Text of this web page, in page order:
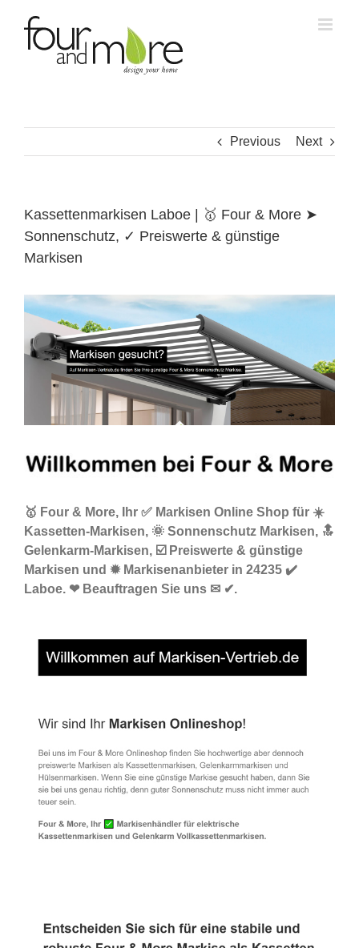
content
Previous Next
Kassettenmarkisen Laboe | 🥇 Four & More ➤
Sonnenschutz, ✓ Preiswerte & günstige
Markisen
🥇 Four & More, Ihr ✅ Markisen Online Shop für ☀️
Kassetten-Markisen, 🌞 Sonnenschutz Markisen, 🔝
Gelenkarm-Markisen, ☑️ Preiswerte & günstige
Markisen und ✹ Markisenanbieter in 24235 ✔️
Laboe. ❤ Beauftragen Sie uns ✉ ✔.